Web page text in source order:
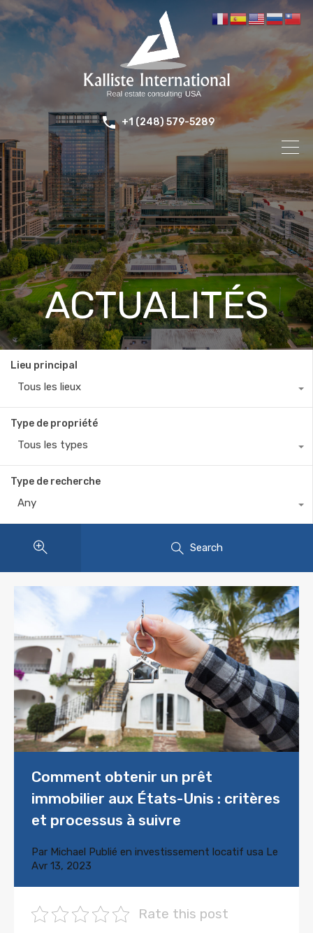
+1 (248) 579-5289
ACTUALITÉS
Lieu principal
Tous les lieux
Type de propriété
Tous les types
Type de recherche
Any
Search
Comment obtenir un prêt
immobilier aux États-Unis : critères
et processus à suivre
Par Michael Publié en investissement locatif usa Le
Avr 13, 2023
Rate this post